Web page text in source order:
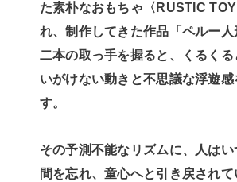
た素朴なおもちゃ〈RUSTIC
れ、制作してきた作品「ペルー人
二本の取っ手を握ると、くるくる
いがけない動きと不思議な浮遊感
す。
その予測不能なリズムに、人は
間を忘れ、童心へと引き戻されて